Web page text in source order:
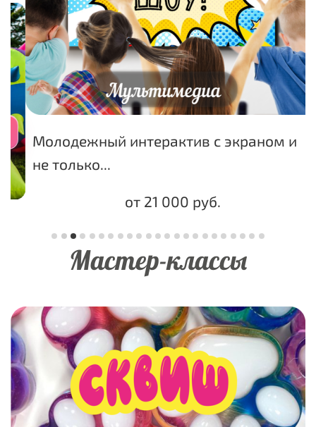
Молодежный интерактив с экраном и
не только...
от 21 000 руб.
Мастер-классы